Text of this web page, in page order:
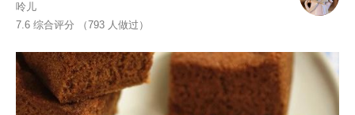
呤儿
7.6 综合评分 （793 人做过）